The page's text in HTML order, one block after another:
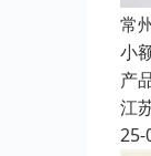
常
小
产
江
25-